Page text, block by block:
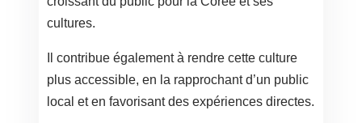
cultures.
Il contribue également à rendre cette culture
plus accessible, en la rapprochant d’un public
local et en favorisant des expériences directes.